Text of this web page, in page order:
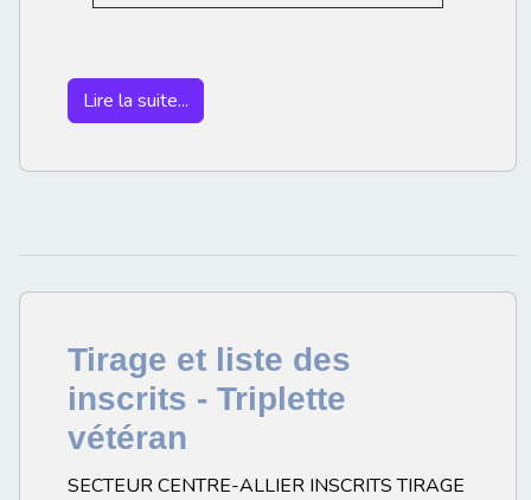
Lire la suite...
Tirage et liste des
inscrits - Triplette
vétéran
SECTEUR CENTRE-ALLIER INSCRITS TIRAGE